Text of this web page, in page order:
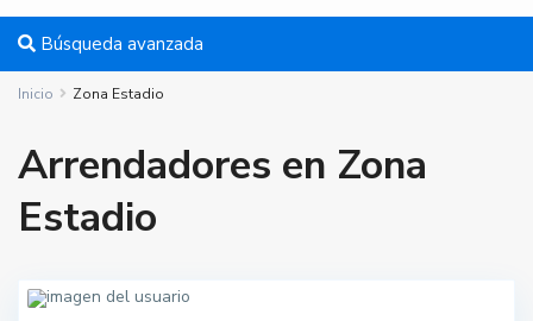
Búsqueda avanzada
Inicio Zona Estadio
Arrendadores en Zona
Estadio